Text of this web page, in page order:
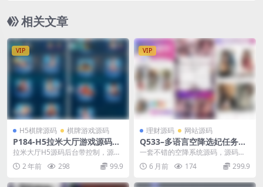
相关文章
VIP
H5棋牌源码 棋牌游戏源码
P184-H5拉米大厅游戏源码全
新UI-后台带控制+搭建教程
拉米大厅H5源码后台带控制，源码
有建设教程！系统全套源码开源，
有喜欢的群友可以下...
2 年前 298 99.9
VIP
理财源码 网站源码
Q533–多语言空降选妃任务刷
单源码/叠加组打针刷单源码/
前端html+后端PHP
一套不错的空降系统源码，源码不
用多介绍，懂的都懂，感兴趣的拿
去研究，源码已亲测，...
6 月前 174 299.9